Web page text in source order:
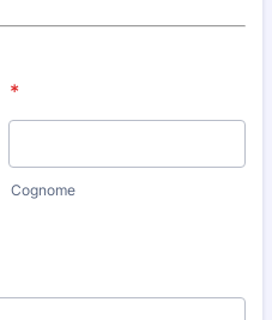
*
Cognome